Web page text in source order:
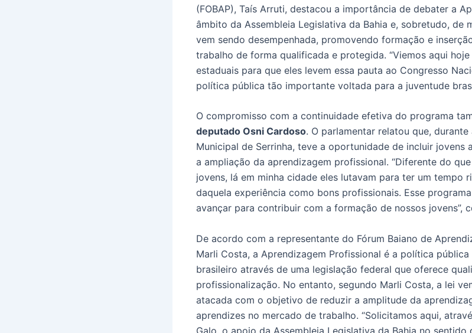
(FOBAP), Taís Arruti, destacou a importância de debater a
âmbito da Assembleia Legislativa da Bahia e, sobretudo, de
vem sendo desempenhada, promovendo formação e
trabalho de forma qualificada e protegida. “Viemos aqui
estaduais para que eles levem essa pauta ao Congresso
política pública tão importante voltada para a juventude
O compromisso com a continuidade efetiva do programa
deputado Osni Cardoso. O parlamentar relatou que,
Municipal de Serrinha, teve a oportunidade de incluir jovens
a ampliação da aprendizagem profissional. “Diferente do
jovens, lá em minha cidade eles lutavam para ter um tempo
daquela experiência como bons profissionais. Esse
avançar para contribuir com a formação de nossos jovens”,
De acordo com a representante do Fórum Baiano de
Marli Costa, a Aprendizagem Profissional é a política
brasileiro através de uma legislação federal que oferece
profissionalização. No entanto, segundo Marli Costa, a lei
atacada com o objetivo de reduzir a amplitude da
aprendizes no mercado de trabalho. “Solicitamos aqui,
Galo, o apoio da Assembleia Legislativa da Bahia no